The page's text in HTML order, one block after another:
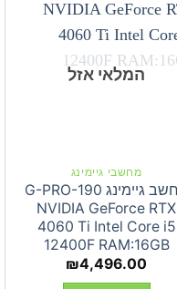
המלאי אזל
מחשבי גיימינג
מחשב גיימינג G-PRO-190
NVIDIA GeForce RTX
4060 Ti Intel Core i5
12400F RAM:16GB
₪4,496.00